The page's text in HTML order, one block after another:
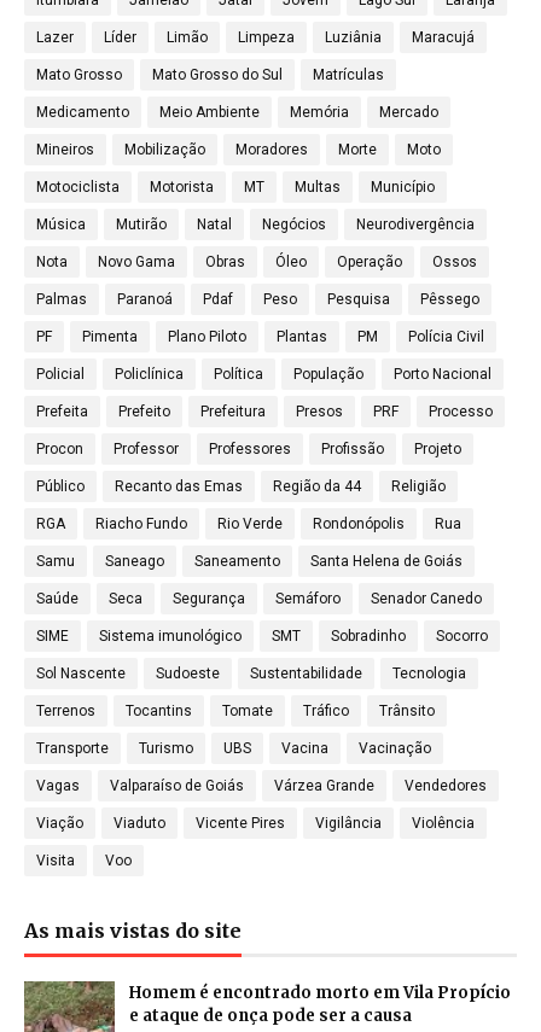
Lazer Líder Limão Limpeza Luziânia Maracujá
Mato Grosso Mato Grosso do Sul Matrículas
Medicamento Meio Ambiente Memória Mercado
Mineiros Mobilização Moradores Morte Moto
Motociclista Motorista MT Multas Município
Música Mutirão Natal Negócios Neurodivergência
Nota Novo Gama Obras Óleo Operação Ossos
Palmas Paranoá Pdaf Peso Pesquisa Pêssego
PF Pimenta Plano Piloto Plantas PM Polícia Civil
Policial Policlínica Política População Porto Nacional
Prefeita Prefeito Prefeitura Presos PRF Processo
Procon Professor Professores Profissão Projeto
Público Recanto das Emas Região da 44 Religião
RGA Riacho Fundo Rio Verde Rondonópolis Rua
Samu Saneago Saneamento Santa Helena de Goiás
Saúde Seca Segurança Semáforo Senador Canedo
SIME Sistema imunológico SMT Sobradinho Socorro
Sol Nascente Sudoeste Sustentabilidade Tecnologia
Terrenos Tocantins Tomate Tráfico Trânsito
Transporte Turismo UBS Vacina Vacinação
Vagas Valparaíso de Goiás Várzea Grande Vendedores
Viação Viaduto Vicente Pires Vigilância Violência
Visita Voo
As mais vistas do site
Homem é encontrado morto em Vila Propício
e ataque de onça pode ser a causa